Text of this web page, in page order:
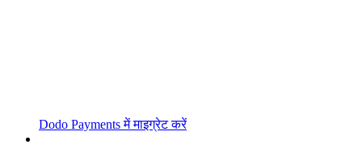
Dodo Payments में माइग्रेट करें